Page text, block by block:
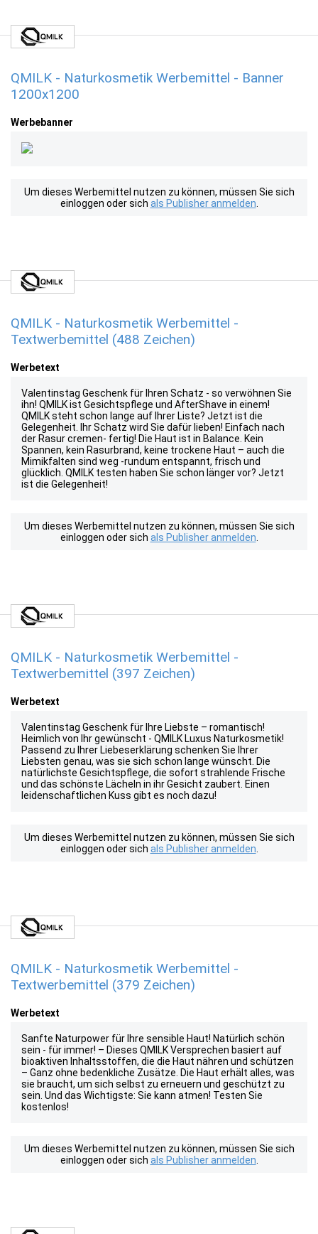
QMILK - Naturkosmetik Werbemittel - Banner
1200x1200
Werbebanner
Um dieses Werbemittel nutzen zu können, müssen Sie sich
einloggen oder sich als Publisher anmelden
QMILK - Naturkosmetik Werbemittel -
Textwerbemittel (488 Zeichen)
Werbetext
Valentinstag Geschenk für Ihren Schatz - so verwöhnen Sie
ihn! QMILK ist Gesichtspflege und AfterShave in einem!
QMILK steht schon lange auf Ihrer Liste? Jetzt ist die
Gelegenheit. Ihr Schatz wird Sie dafür lieben! Einfach nach
der Rasur cremen- fertig! Die Haut ist in Balance. Kein
Spannen, kein Rasurbrand, keine trockene Haut – auch die
Mimikfalten sind weg -rundum entspannt, frisch und
glücklich. QMILK testen haben Sie schon länger vor? Jetzt
ist die Gelegenheit!
Um dieses Werbemittel nutzen zu können, müssen Sie sich
einloggen oder sich als Publisher anmelden
QMILK - Naturkosmetik Werbemittel -
Textwerbemittel (397 Zeichen)
Werbetext
Valentinstag Geschenk für Ihre Liebste – romantisch!
Heimlich von Ihr gewünscht - QMILK Luxus Naturkosmetik!
Passend zu Ihrer Liebeserklärung schenken Sie Ihrer
Liebsten genau, was sie sich schon lange wünscht. Die
natürlichste Gesichtspflege, die sofort strahlende Frische
und das schönste Lächeln in ihr Gesicht zaubert. Einen
leidenschaftlichen Kuss gibt es noch dazu!
Um dieses Werbemittel nutzen zu können, müssen Sie sich
einloggen oder sich als Publisher anmelden
QMILK - Naturkosmetik Werbemittel -
Textwerbemittel (379 Zeichen)
Werbetext
Sanfte Naturpower für Ihre sensible Haut! Natürlich schön
sein - für immer! – Dieses QMILK Versprechen basiert auf
bioaktiven Inhaltsstoffen, die die Haut nähren und schützen
– Ganz ohne bedenkliche Zusätze. Die Haut erhält alles, was
sie braucht, um sich selbst zu erneuern und geschützt zu
sein. Und das Wichtigste: Sie kann atmen! Testen Sie
kostenlos!
Um dieses Werbemittel nutzen zu können, müssen Sie sich
einloggen oder sich als Publisher anmelden